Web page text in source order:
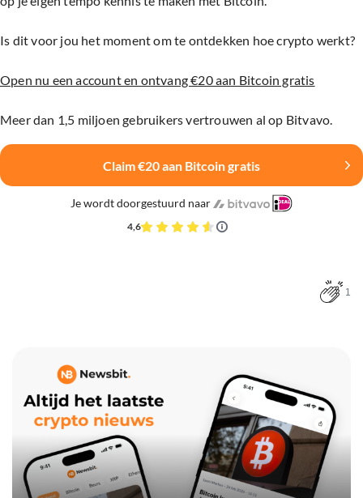
Is dit voor jou het moment om te ontdekken hoe crypto werkt?
Open nu een account en ontvang €20 aan Bitcoin gratis
Meer dan 1,5 miljoen gebruikers vertrouwen al op Bitvavo.
Claim €20 aan Bitcoin gratis
Je wordt doorgestuurd naar
4,6
1